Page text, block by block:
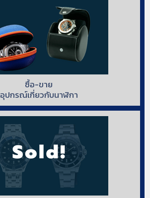
ซื้อ-ขาย
อุปกรณ์เกี่ยวกับนาฬิกา